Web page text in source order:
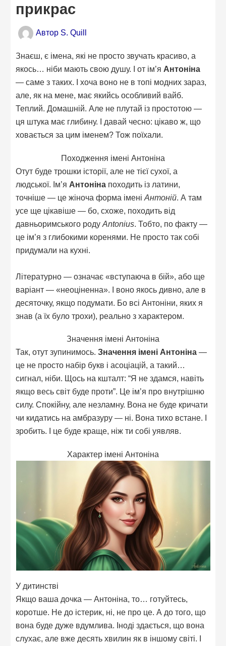
прикрас
Автор S. Quill
Знаєш, є імена, які не просто звучать красиво, а
якось… ніби мають свою душу. І от ім’я Антоніна
— саме з таких. І хоча воно не в топі модних зараз,
але, як на мене, має якийсь особливий вайб.
Теплий. Домашній. Але не плутай із простотою —
ця штука має глибину. І давай чесно: цікаво ж, що
ховається за цим іменем? Тож поїхали.
Походження імені Антоніна
Отут буде трошки історії, але не тієї сухої, а
людської. Ім’я Антоніна походить із латини,
точніше — це жіноча форма іменіАнтоній. А там
усе ще цікавіше — бо, схоже, походить від
давньоримського родуAntonius. Тобто, по факту —
це ім’я з глибокими коренями. Не просто так собі
придумали на кухні.
Літературно — означає «вступаюча в бій», або ще
варіант — «неоціненна». І воно якось дивно, але в
десяточку, якщо подумати. Бо всі Антоніни, яких я
знав (а їх було трохи), реально з характером.
Значення імені Антоніна
Так, отут зупинимось.Значення імені Антоніна —
це не просто набір букв і асоціацій, а такий…
сигнал, ніби. Щось на кшталт: “Я не здамся, навіть
якщо весь світ буде проти”. Це ім’я про внутрішню
силу. Спокійну, але незламну. Вона не буде кричати
чи кидатись на амбразуру — ні. Вона тихо встане. І
зробить. І це буде краще, ніж ти собі уявляв.
Характер імені Антоніна
У дитинстві
Якщо ваша дочка — Антоніна, то… готуйтесь,
коротше. Не до істерик, ні, не про це. А до того, що
вона буде дуже вдумлива. Іноді здається, що вона
слухає, але вже десять хвилин як в іншому світі. І